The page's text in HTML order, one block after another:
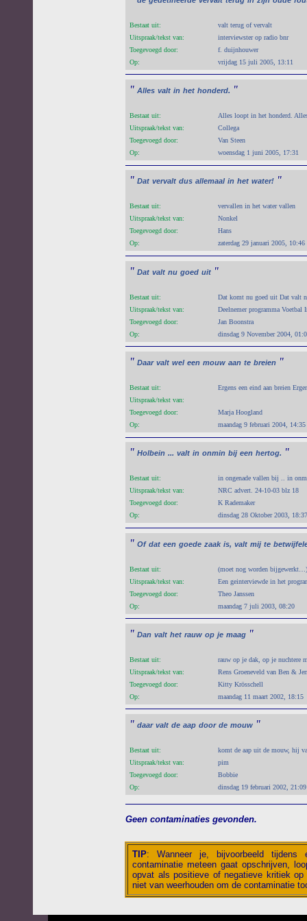
Bestaat uit:
valt terug of vervalt
Uitspraak/tekst van:
interviewster op radio bnr
Toegevoegd door:
f. duijnhouwer
Op:
vrijdag 15 juli 2005, 13:11
" Alles valt in het honderd. "
Bestaat uit:
Alles loopt in het honderd.
Uitspraak/tekst van:
Collega
Toegevoegd door:
Van Steen
Op:
woensdag 1 juni 2005, 17:31
" Dat vervalt dus allemaal in het water! "
Bestaat uit:
vervallen in het water vallen
Uitspraak/tekst van:
Nonkel
Toegevoegd door:
Hans
Op:
zaterdag 29 januari 2005, 10:46
" Dat valt nu goed uit "
Bestaat uit:
Dat komt nu goed uit Dat valt
Uitspraak/tekst van:
Deelnemer programma Voetbal
Toegevoegd door:
Jan Boonstra
Op:
dinsdag 9 November 2004,
" Daar valt wel een mouw aan te breien "
Bestaat uit:
Ergens een eind aan breien
Uitspraak/tekst van:
Toegevoegd door:
Marja Hoogland
Op:
maandag 9 februari 2004, 14:35
" Holbein ... valt in onmin bij een hertog. "
Bestaat uit:
in ongenade vallen bij .. in
Uitspraak/tekst van:
NRC advert. 24-10-03 blz 18
Toegevoegd door:
K Rademaker
Op:
dinsdag 28 Oktober 2003, 18:37
" Of dat een goede zaak is, valt mij te
Bestaat uit:
(moet nog worden bijgewerkt…)
Uitspraak/tekst van:
Een geinterviewde in het
Toegevoegd door:
Theo Janssen
Op:
maandag 7 juli 2003, 08:20
" Dan valt het rauw op je maag "
Bestaat uit:
rauw op je dak, op je nuchtere
Uitspraak/tekst van:
Rens Groeneveld van Ben &
Toegevoegd door:
Kitty Krösschell
Op:
maandag 11 maart 2002, 18:15
" daar valt de aap door de mouw "
Bestaat uit:
komt de aap uit de mouw, hij
Uitspraak/tekst van:
pim
Toegevoegd door:
Bobbie
Op:
dinsdag 19 februari 2002, 21:09
Geen contaminaties gevonden.
TIP: Wanneer je, bijvoorbeeld tijdens
contaminatie meteen gaat opschrijven,
opvat als positieve of negatieve kritiek
niet van weerhouden om de contaminatie